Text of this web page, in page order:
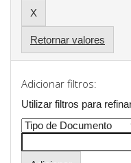
Retornar valores
Adicionar filtros:
Utilizar filtros para